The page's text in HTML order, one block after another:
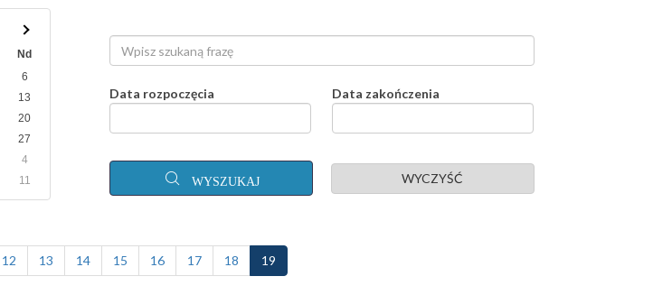
Nd
6
13
20
27
4
11
Data rozpoczęcia Data zakończenia
WYSZUKAJ WYCZYŚĆ
Page
12 Page
13 Page
14 Page
15 Page
16 Page
17 Page
18
Bieżąca
strona
19